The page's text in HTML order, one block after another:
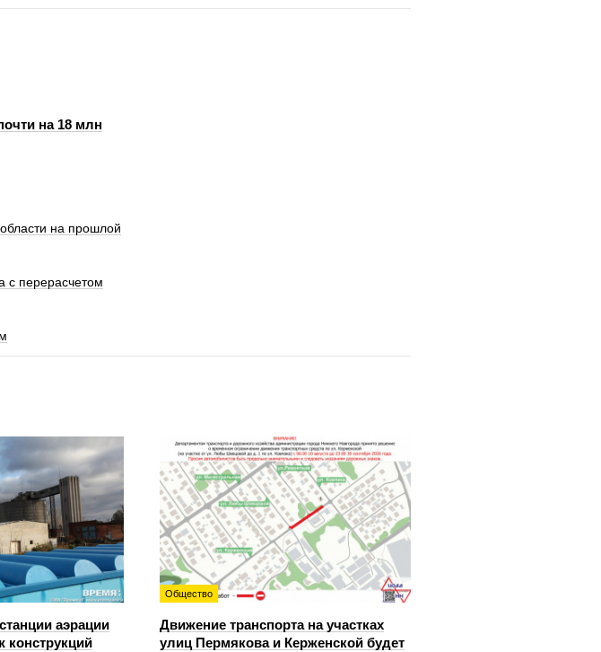
на 18 млн
на прошлой
с перерасчетом
аэрации
конструкций
Общество
Движение транспорта на участках
улиц Пермякова и Керженской будет